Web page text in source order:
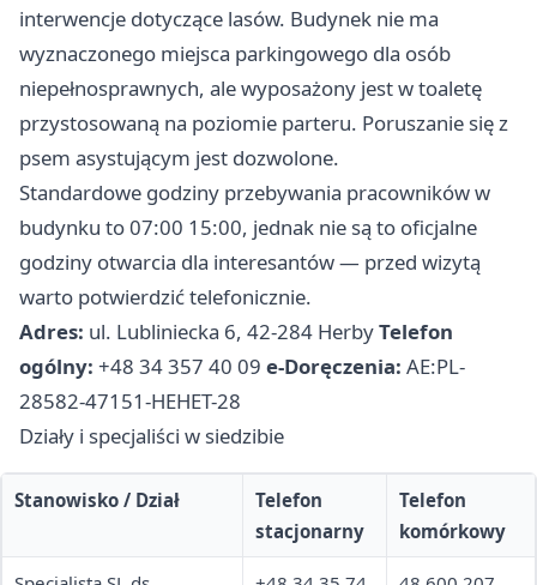
interwencje dotyczące lasów. Budynek nie ma
wyznaczonego miejsca parkingowego dla osób
niepełnosprawnych, ale wyposażony jest w toaletę
przystosowaną na poziomie parteru. Poruszanie się z
psem asystującym jest dozwolone.
Standardowe godziny przebywania pracowników w
budynku to 07:00 15:00, jednak nie są to oficjalne
godziny otwarcia dla interesantów — przed wizytą
warto potwierdzić telefonicznie.
Adres: ul. Lubliniecka 6, 42-284 HerbyTelefon
ogólny: +48 34 357 40 09 e-Doręczenia: AE:PL-
28582-47151-HEHET-28
Działy i specjaliści w siedzibie
Stanowisko / Dział
Telefon
stacjonarny
Telefon
komórkowy